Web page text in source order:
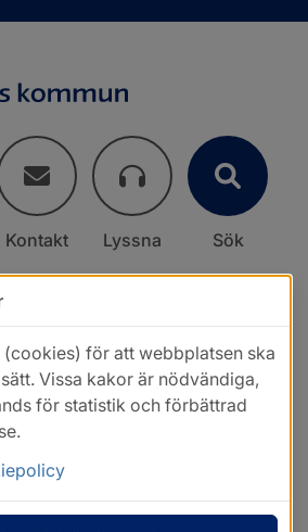
Kontakt Lyssna Sök
för att webbplatsen ska
Vissa kakor är nödvändiga,
för statistik och förbättrad